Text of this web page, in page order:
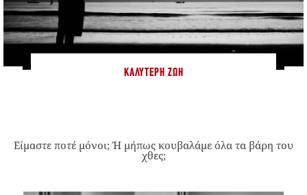
ΚΑΛΎΤΕΡΗ ΖΩΉ
Είμαστε ποτέ μόνοι; Ή μήπως κουβαλάμε όλα τα βάρη του
χθες;